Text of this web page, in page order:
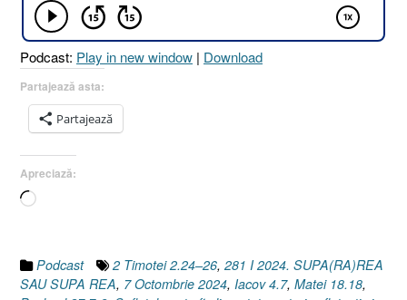
Podcast: Play in new window | Download
Partajează asta:
Partajează
Apreciază:
Încarc...
Podcast 2 Timotei 2.24–26, 281 I 2024. SUPA(RA)REA
SAU SUPA REA, 7 Octombrie 2024, Iacov 4.7, Matei 18.18,